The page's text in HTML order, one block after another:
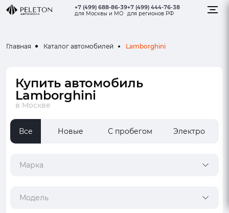
+7 (499) 688-86-39
для Москвы и МО
+7 (499) 444-76-38
для регионов РФ
Главная Каталог автомобилей Lamborghini
Купить автомобиль
Lamborghini
в Москве
Все Новые С пробегом Электро
Марка
Модель